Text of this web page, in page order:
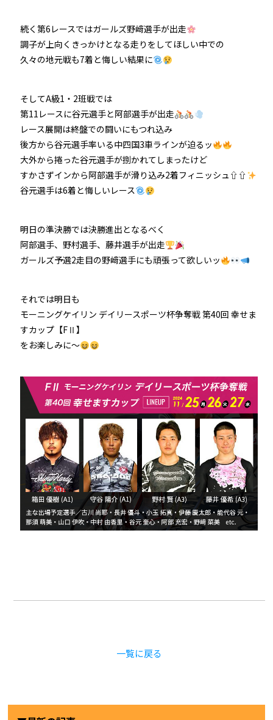
続く第6レースではガールズ野﨑選手が出走
調子が上向くきっかけとなる走りをしてほしい中での
久々の地元戦も7着と悔しい結果に
そしてA級1・2班戦では
第11レースに谷元選手と阿部選手が出走
レース展開は終盤での闘いにもつれ込み
後方から谷元選手率いる中四国3車ラインが迫るッ
大外から捲った谷元選手が捌かれてしまったけど
すかさずインから阿部選手が滑り込み2着フィニッシュ⇧⇧
谷元選手は6着と悔しいレース
明日の準決勝では決勝進出となるべく
阿部選手、野村選手、藤井選手が出走
ガールズ予選2走目の野﨑選手にも頑張って欲しいッ
それでは明日も
モーニングケイリン デイリースポーツ杯争奪戦 第40回 幸せま
すカップ【FⅡ】
をお楽しみに～
一覧に戻る